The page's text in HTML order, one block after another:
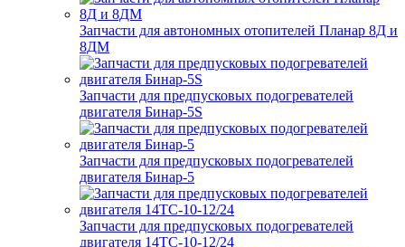
Запчасти для автономных отопителей Планар 8Д и
8ДМ
Запчасти для предпусковых подогревателей
двигателя Бинар-5S
Запчасти для предпусковых подогревателей
двигателя Бинар-5
Запчасти для предпусковых подогревателей
двигателя 14ТС-10-12/24